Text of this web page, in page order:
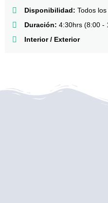
Disponibilidad: Todos
Duración: 4:30hrs (8:00 -
Interior / Exterior